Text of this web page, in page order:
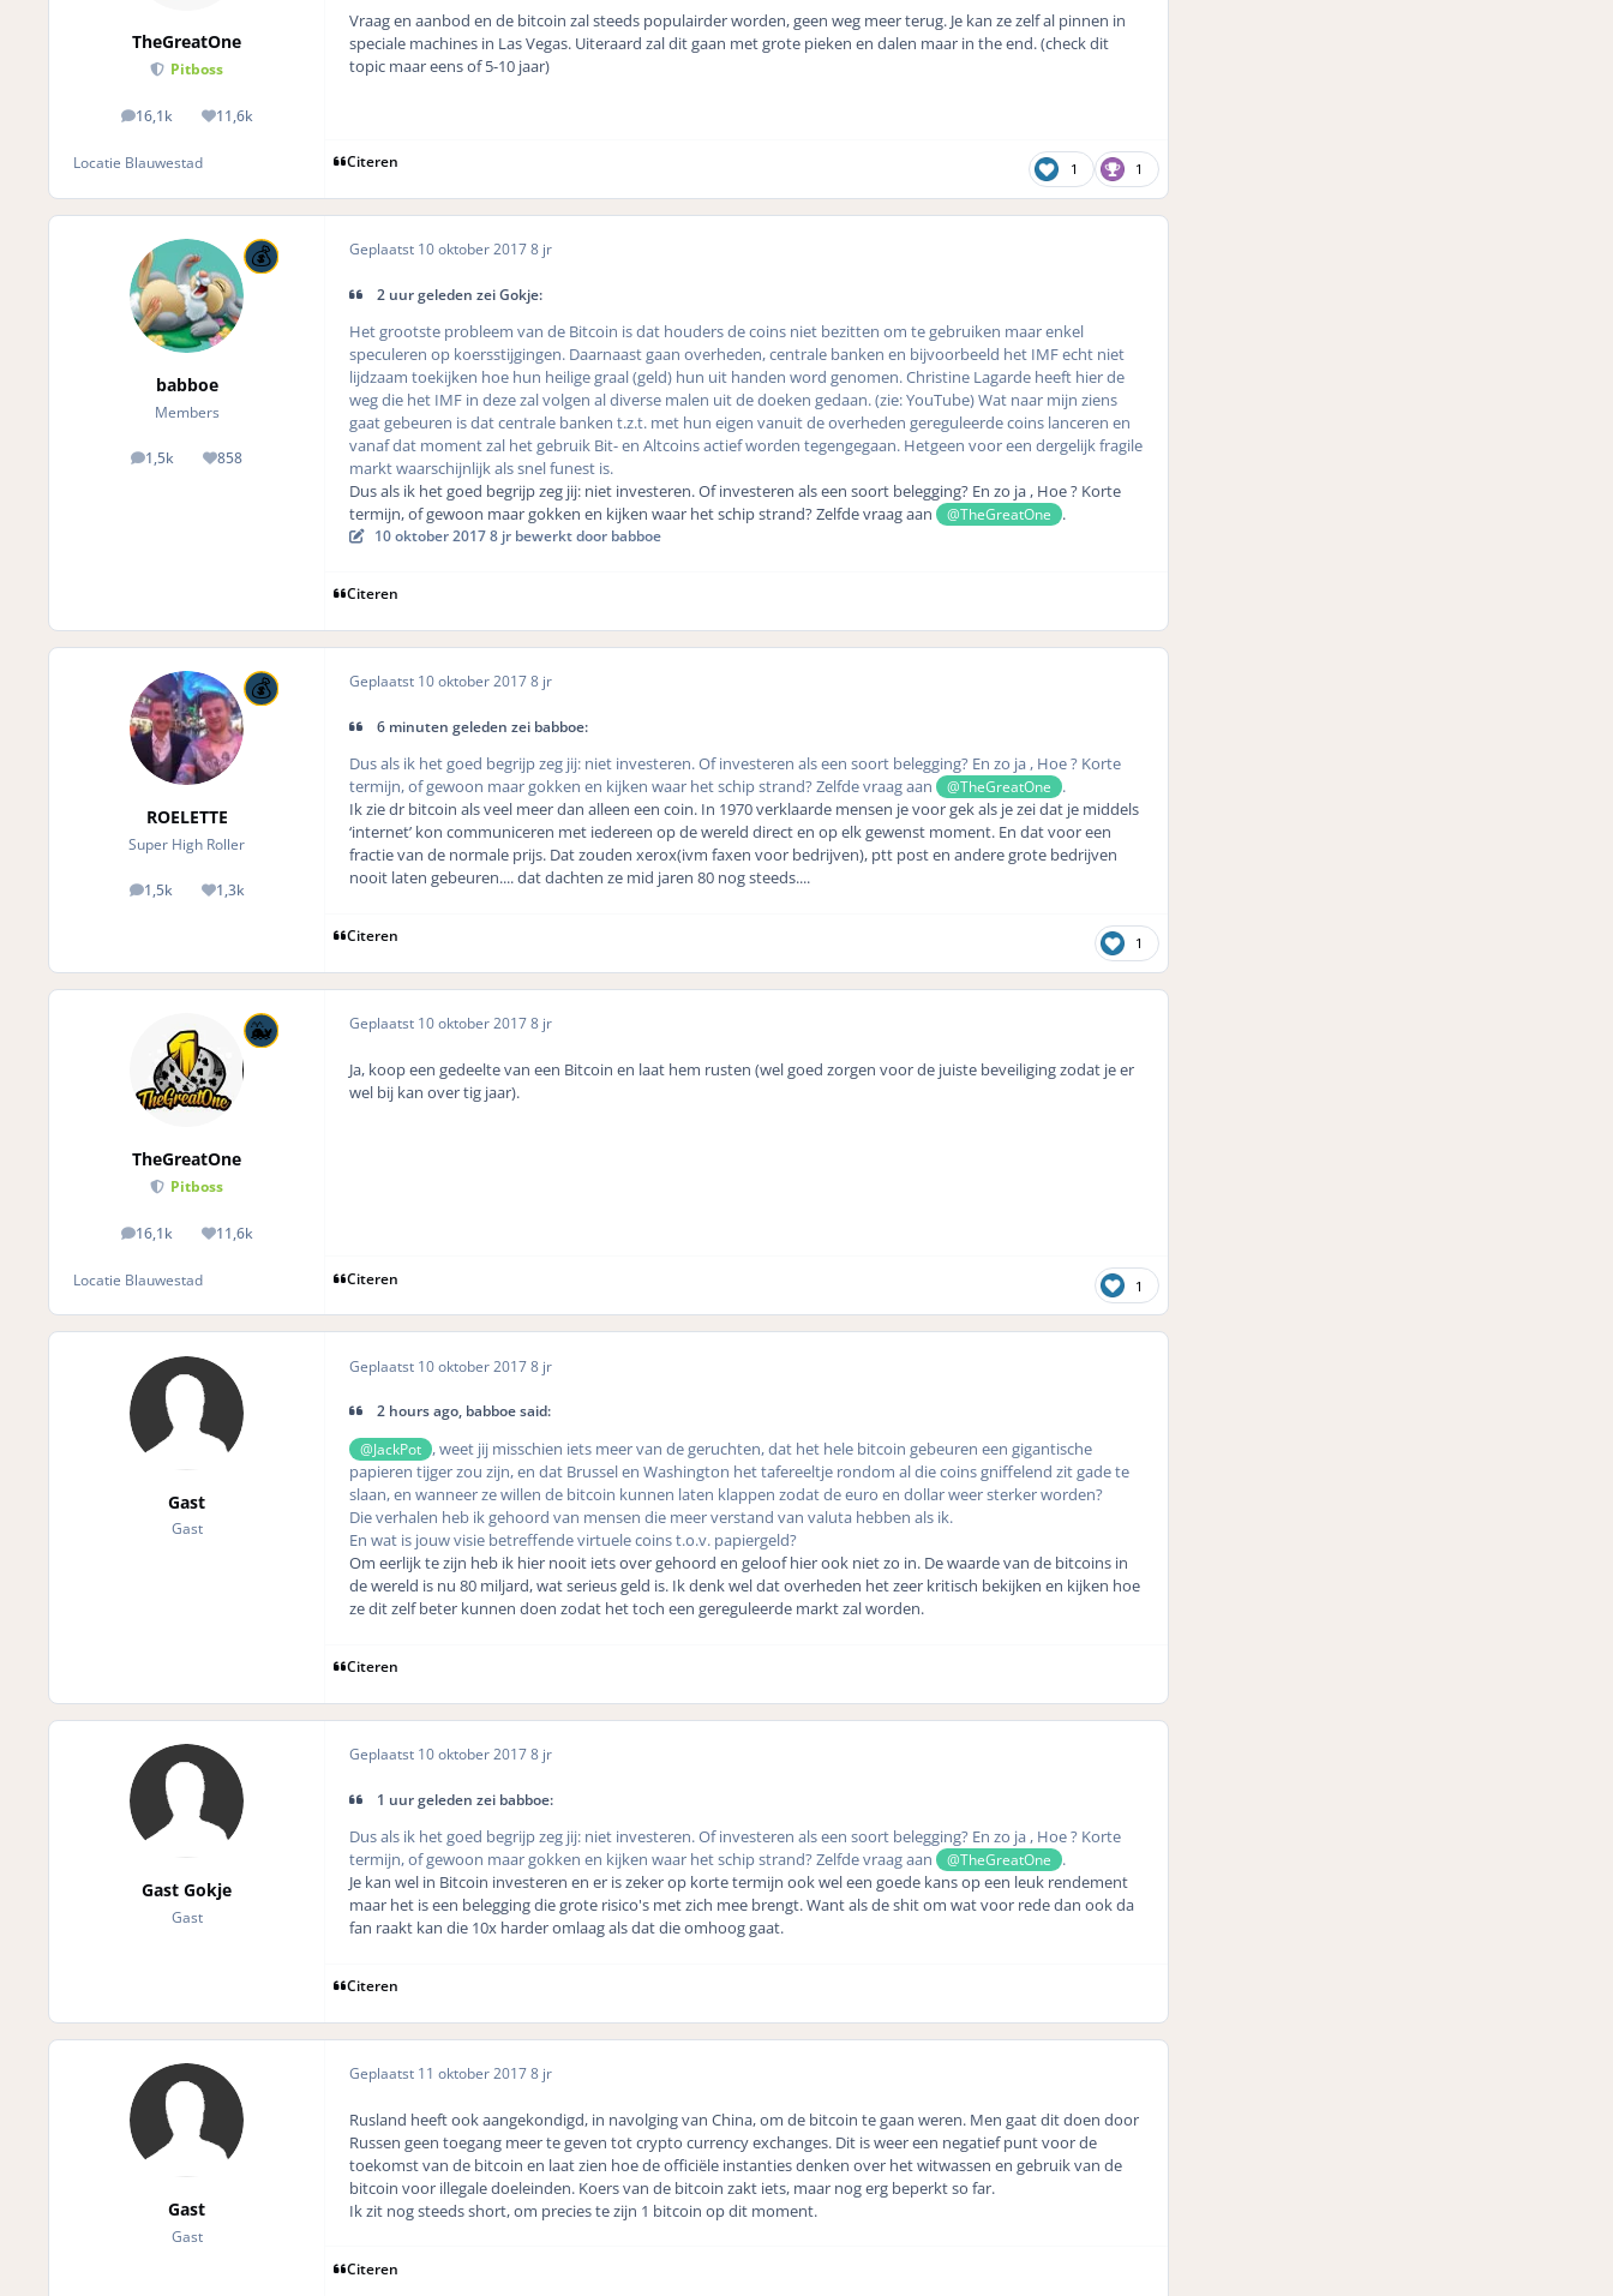
TheGreatOne
Pitboss
16,1k
posts 11,6k
Reputation
Locatie Blauwestad
Vraag en aanbod en de bitcoin zal steeds populairder worden, geen weg meer terug. Je kan ze zelf al pinnen in
speciale machines in Las Vegas. Uiteraard zal dit gaan met grote pieken en dalen maar in the end. (check dit
topic maar eens of 5-10 jaar)
Citeren 1 1
babboe
Members
1,5k
posts 858
Reputation
Geplaatst 10 oktober 20178 jr
2 uur geleden zei Gokje:
Het grootste probleem van de Bitcoin is dat houders de coins niet bezitten om te gebruiken maar enkel
speculeren op koersstijgingen. Daarnaast gaan overheden, centrale banken en bijvoorbeeld het IMF echt niet
lijdzaam toekijken hoe hun heilige graal (geld) hun uit handen word genomen. Christine Lagarde heeft hier de
weg die het IMF in deze zal volgen al diverse malen uit de doeken gedaan. (zie: YouTube) Wat naar mijn ziens
gaat gebeuren is dat centrale banken t.z.t. met hun eigen vanuit de overheden gereguleerde coins lanceren en
vanaf dat moment zal het gebruik Bit- en Altcoins actief worden tegengegaan. Hetgeen voor een dergelijk fragile
markt waarschijnlijk als snel funest is.
Dus als ik het goed begrijp zeg jij: niet investeren. Of investeren als een soort belegging? En zo ja , Hoe ? Korte
termijn, of gewoon maar gokken en kijken waar het schip strand? Zelfde vraag aan
@TheGreatOne .
10 oktober 20178 jrbewerkt door babboe
Citeren
ROELETTE
Super High Roller
1,5k
posts 1,3k
Reputation
Geplaatst 10 oktober 20178 jr
6 minuten geleden zei babboe:
Dus als ik het goed begrijp zeg jij: niet investeren. Of investeren als een soort belegging? En zo ja , Hoe ? Korte
termijn, of gewoon maar gokken en kijken waar het schip strand? Zelfde vraag aan
@TheGreatOne
.
Ik zie dr bitcoin als veel meer dan alleen een coin. In 1970 verklaarde mensen je voor gek als je zei dat je middels
‘internet’ kon communiceren met iedereen op de wereld direct en op elk gewenst moment. En dat voor een
fractie van de normale prijs. Dat zouden xerox(ivm faxen voor bedrijven), ptt post en andere grote bedrijven
nooit laten gebeuren.... dat dachten ze mid jaren 80 nog steeds....
Citeren 1
TheGreatOne
Pitboss
16,1k
posts 11,6k
Reputation
Locatie Blauwestad
Geplaatst 10 oktober 20178 jr
Ja, koop een gedeelte van een Bitcoin en laat hem rusten (wel goed zorgen voor de juiste beveiliging zodat je er
wel bij kan over tig jaar).
Citeren 1
Gast
Gast
Geplaatst 10 oktober 20178 jr
2 hours ago, babboe said:
@JackPot
, weet jij misschien iets meer van de geruchten, dat het hele bitcoin gebeuren een gigantische
papieren tijger zou zijn, en dat Brussel en Washington het tafereeltje rondom al die coins gniffelend zit gade te
slaan, en wanneer ze willen de bitcoin kunnen laten klappen zodat de euro en dollar weer sterker worden?
Die verhalen heb ik gehoord van mensen die meer verstand van valuta hebben als ik.
En wat is jouw visie betreffende virtuele coins t.o.v. papiergeld?
Om eerlijk te zijn heb ik hier nooit iets over gehoord en geloof hier ook niet zo in. De waarde van de bitcoins in
de wereld is nu 80 miljard, wat serieus geld is. Ik denk wel dat overheden het zeer kritisch bekijken en kijken hoe
ze dit zelf beter kunnen doen zodat het toch een gereguleerde markt zal worden.
Citeren
Gast Gokje
Gast
Geplaatst 10 oktober 20178 jr
1 uur geleden zei babboe:
Dus als ik het goed begrijp zeg jij: niet investeren. Of investeren als een soort belegging? En zo ja , Hoe ? Korte
termijn, of gewoon maar gokken en kijken waar het schip strand? Zelfde vraag aan
@TheGreatOne
.
Je kan wel in Bitcoin investeren en er is zeker op korte termijn ook wel een goede kans op een leuk rendement
maar het is een belegging die grote risico's met zich mee brengt. Want als de shit om wat voor rede dan ook da
fan raakt kan die 10x harder omlaag als dat die omhoog gaat.
Citeren
Gast
Gast
Geplaatst 11 oktober 20178 jr
Rusland heeft ook aangekondigd, in navolging van China, om de bitcoin te gaan weren. Men gaat dit doen door
Russen geen toegang meer te geven tot crypto currency exchanges. Dit is weer een negatief punt voor de
toekomst van de bitcoin en laat zien hoe de officiële instanties denken over het witwassen en gebruik van de
bitcoin voor illegale doeleinden. Koers van de bitcoin zakt iets, maar nog erg beperkt so far.
Ik zit nog steeds short, om precies te zijn 1 bitcoin op dit moment.
Citeren